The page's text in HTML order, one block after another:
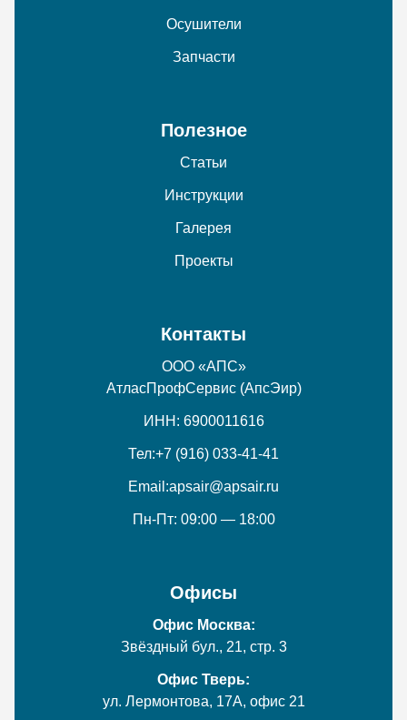
Осушители
Запчасти
Полезное
Статьи
Инструкции
Галерея
Проекты
Контакты
ООО «АПС»
АтласПрофСервис (АпсЭир)
ИНН: 6900011616
Тел:+7 (916) 033-41-41
Email:apsair@apsair.ru
Пн-Пт: 09:00 — 18:00
Офисы
Офис Москва:
Звёздный бул., 21, стр. 3
Офис Тверь:
ул. Лермонтова, 17А, офис 21